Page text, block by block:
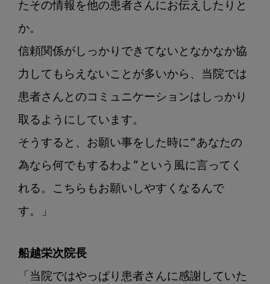
たその情報を他の患者さんにお伝えしたりと
か。
信頼関係がしっかりできてないとなかなか協
力してもらえないことが多いから、当院では
患者さんとのコミュニケーションはしっかり
取るようにしています。
そうすると、 お願い事をした時に“あなたの
為なら何でもするわよ”という風に言ってく
れる。こちらもお願いしやすくなるんで
す。」
船越栄次院長
「当院ではやっぱり患者さんに感謝していた